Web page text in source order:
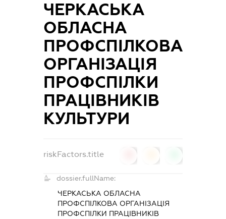
ЧЕРКАСЬКА
ОБЛАСНА
ПРОФСПІЛКОВА
ОРГАНІЗАЦІЯ
ПРОФСПІЛКИ
ПРАЦІВНИКІВ
КУЛЬТУРИ
riskFactors.title
dossier.fullName:
ЧЕРКАСЬКА ОБЛАСНА
ПРОФСПІЛКОВА ОРГАНІЗАЦІЯ
ПРОФСПІЛКИ ПРАЦІВНИКІВ